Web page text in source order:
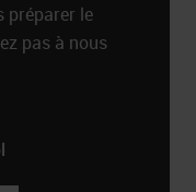
préparer le
pas à nous